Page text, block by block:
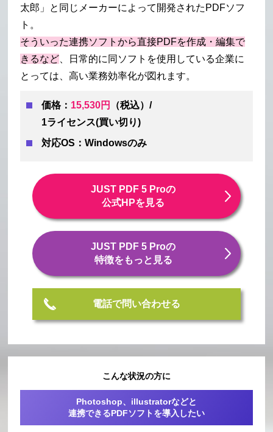
太郎」と同じメーカーによって開発されたPDFソフ
ト。
そういった連携ソフトから直接PDFを作成・編集で
きるなど 、日常的に同ソフトを使用している企業に
とっては、高い業務効率化が図れます。
価格： 15,530円
（税込）/
1ライセンス(買い切り)
対応OS：Windowsのみ
JUST PDF 5 Proの
公式HPを見る
JUST PDF 5 Proの
特徴をもっと見る
電話で問い合わせる
こんな状況の方に
Photoshop、illustratorなどと
連携できるPDFソフトを導入したい